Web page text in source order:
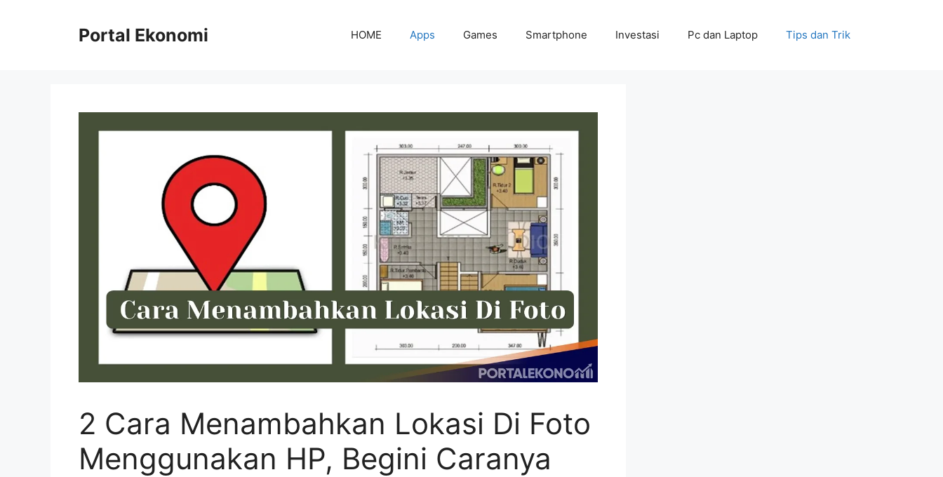
Portal Ekonomi HOME Apps Games Smartphone Investasi Pc dan Laptop Tips dan Trik
2 Cara Menambahkan Lokasi Di Foto
Menggunakan HP, Begini Caranya